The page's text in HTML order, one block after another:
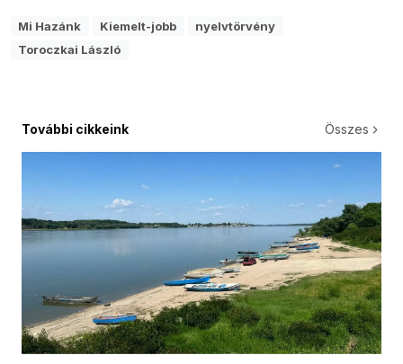
Mi Hazánk Kiemelt-jobb
nyelvtörvény
Toroczkai László
További cikkeink Összes